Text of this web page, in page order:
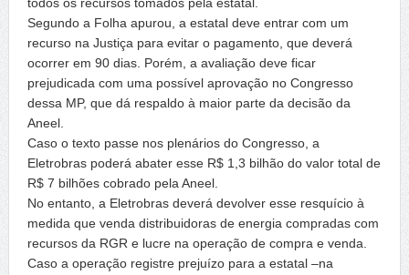
Segundo a Folha apurou, a estatal deve entrar com um
recurso na Justiça para evitar o pagamento, que deverá
ocorrer em 90 dias. Porém, a avaliação deve ficar
prejudicada com uma possível aprovação no Congresso
dessa MP, que dá respaldo à maior parte da decisão da
Aneel.
Caso o texto passe nos plenários do Congresso, a
Eletrobras poderá abater esse R$ 1,3 bilhão do valor total de
R$ 7 bilhões cobrado pela Aneel.
No entanto, a Eletrobras deverá devolver esse resquício à
medida que venda distribuidoras de energia compradas com
recursos da RGR e lucre na operação de compra e venda.
Caso a operação registre prejuízo para a estatal –na